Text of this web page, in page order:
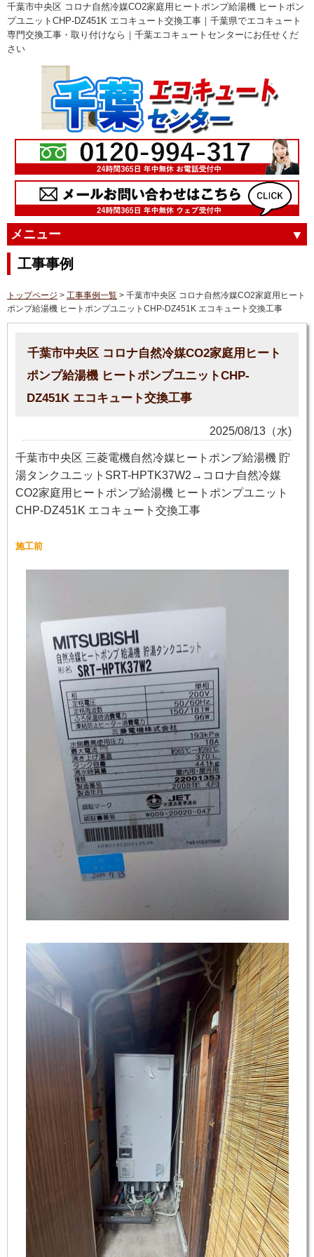
千葉市中央区 コロナ自然冷媒CO2家庭用ヒートポンプ給湯機 ヒートポン
プユニットCHP-DZ451K エコキュート交換工事｜千葉県でエコキュート
専門交換工事・取り付けなら｜千葉エコキュートセンターにお任せくだ
さい
メニュー
工事事例
トップページ > 工事事例一覧 > 千葉市中央区 コロナ自然冷媒CO2家庭用ヒート
ポンプ給湯機 ヒートポンプユニットCHP-DZ451K エコキュート交換工事
千葉市中央区 コロナ自然冷媒CO2家庭用ヒート
ポンプ給湯機 ヒートポンプユニットCHP-
DZ451K エコキュート交換工事
2025/08/13（水)
千葉市中央区 三菱電機自然冷媒ヒートポンプ給湯機 貯
湯タンクユニットSRT-HPTK37W2→コロナ自然冷媒
CO2家庭用ヒートポンプ給湯機 ヒートポンプユニット
CHP-DZ451K エコキュート交換工事
施工前